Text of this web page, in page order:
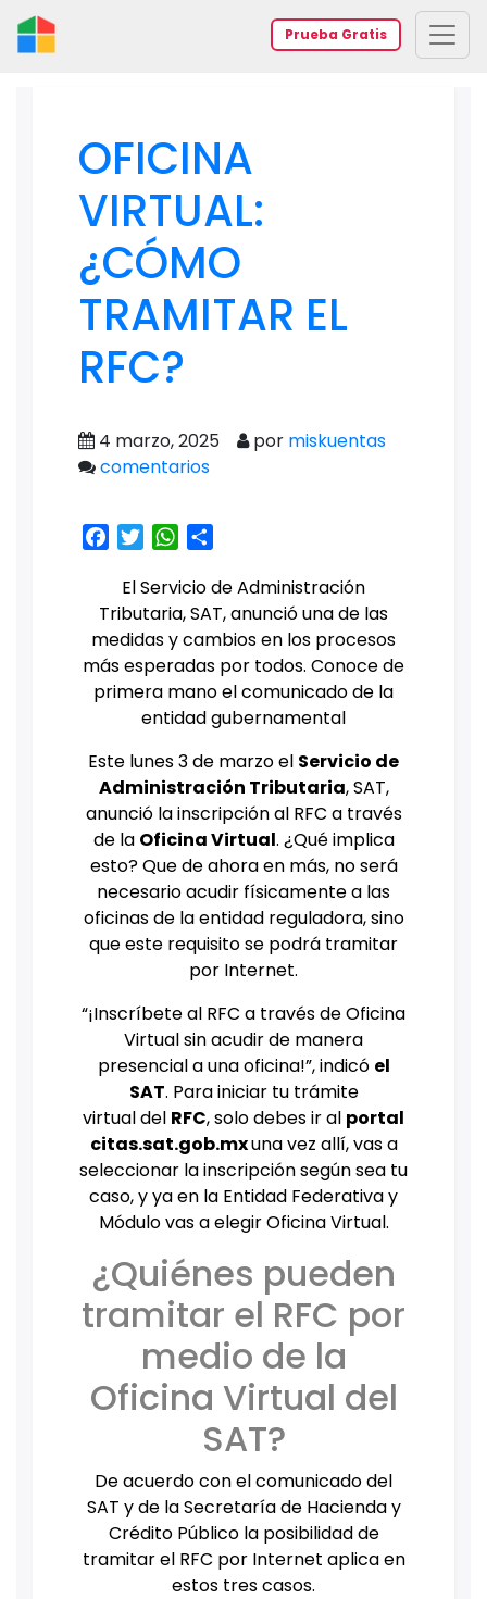
Prueba Gratis
OFICINA
VIRTUAL:
¿CÓMO
TRAMITAR EL
RFC?
4 marzo, 2025 por miskuentas
comentarios
Facebook
TwitterWhatsApp
El Servicio de Administración
Tributaria, SAT, anunció una de las
medidas y cambios en los procesos
más esperadas por todos. Conoce de
primera mano el comunicado de la
entidad gubernamental
Este lunes 3 de marzo el Servicio de
Administración Tributaria, SAT,
anunció la inscripción al RFC a través
de la Oficina Virtual. ¿Qué implica
esto? Que de ahora en más, no será
necesario acudir físicamente a las
oficinas de la entidad reguladora, sino
que este requisito se podrá tramitar
por Internet.
“¡Inscríbete al RFC a través de Oficina
Virtual sin acudir de manera
presencial a una oficina!”, indicó el
SAT. Para iniciar tu trámite
virtual del RFC, solo debes ir al portal
citas.sat.gob.mxuna vez allí, vas a
seleccionar la inscripción según sea tu
caso, y ya en la Entidad Federativa y
Módulo vas a elegir Oficina Virtual.
¿Quiénes pueden
tramitar el RFC por
medio de la
Oficina Virtual del
SAT?
De acuerdo con el comunicado del
SAT y de la Secretaría de Hacienda y
Crédito Público la posibilidad de
tramitar el RFC por Internet aplica en
estos tres casos.